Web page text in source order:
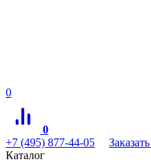
0
0
+7 (495) 877-44-05
Каталог